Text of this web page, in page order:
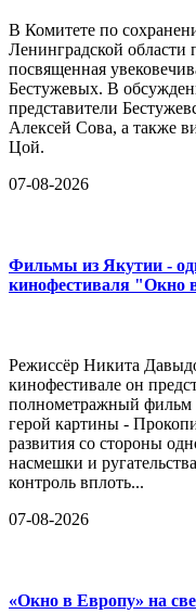
В Комитете по
Ленинградской области
посвященная
Бестужевых. В
представители
Алексей Сова, а также
Цой.
07-08-2026
Фильмы из Якутии -
кинофестиваля "Окно
Режиссёр Никита
кинофестивале он
полнометражный фильм
герой картины -
развития со стороны
насмешки и
контроль вплоть...
07-08-2026
«Окно в Европу» на